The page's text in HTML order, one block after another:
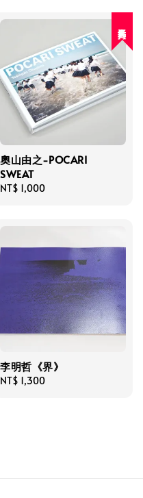
奧山由之-POCARI
SWEAT
Regular
NT$ 1,000
李明哲《界》
Regular
NT$ 1,300